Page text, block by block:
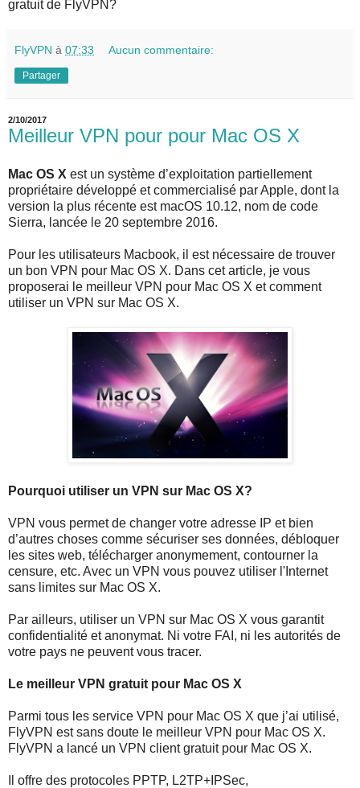
gratuit de FlyVPN?
FlyVPN à 07:33 Aucun commentaire:
Partager
2/10/2017
Meilleur VPN pour pour Mac OS X
Mac OS X est un système d’exploitation partiellement
propriétaire développé et commercialisé par Apple, dont la
version la plus récente est macOS 10.12, nom de code
Sierra, lancée le 20 septembre 2016.
Pour les utilisateurs Macbook, il est nécessaire de trouver
un bon VPN pour Mac OS X. Dans cet article, je vous
proposerai le meilleur VPN pour Mac OS X et comment
utiliser un VPN sur Mac OS X.
Pourquoi utiliser un VPN sur Mac OS X?
VPN vous permet de changer votre adresse IP et bien
d’autres choses comme sécuriser ses données, débloquer
les sites web, télécharger anonymement, contourner la
censure, etc. Avec un VPN vous pouvez utiliser l'Internet
sans limites sur Mac OS X.
Par ailleurs, utiliser un VPN sur Mac OS X vous garantit
confidentialité et anonymat. Ni votre FAI, ni les autorités de
votre pays ne peuvent vous tracer.
Le meilleur VPN gratuit pour Mac OS X
Parmi tous les service VPN pour Mac OS X que j’ai utilisé,
FlyVPN est sans doute le meilleur VPN pour Mac OS X.
FlyVPN a lancé un VPN client gratuit pour Mac OS X.
Il offre des protocoles PPTP, L2TP+IPSec,